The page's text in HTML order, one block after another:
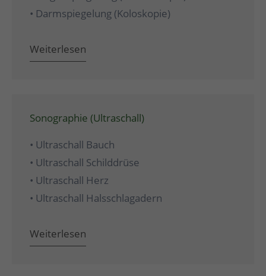
• Darmspiegelung (Koloskopie)
Weiterlesen
Sonographie (Ultraschall)
• Ultraschall Bauch
• Ultraschall Schilddrüse
• Ultraschall Herz
• Ultraschall Halsschlagadern
Weiterlesen